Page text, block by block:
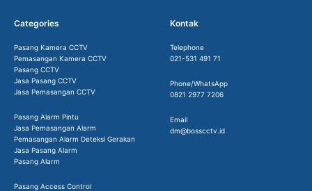
Categories
Pasang Kamera CCTV
Pemasangan Kamera CCTV
Pasang CCTV
Jasa Pasang CCTV
Jasa Pemasangan CCTV
Pasang Alarm Pintu
Jasa Pemasangan Alarm
Pemasangan Alarm Deteksi Gerakan
Jasa Pasang Alarm
Pasang Alarm
Pasang Access Control
Kontak
Telephone
021-531 491 71
Phone/WhatsApp
0821 2977 7206
Email
dm@bosscctv.id